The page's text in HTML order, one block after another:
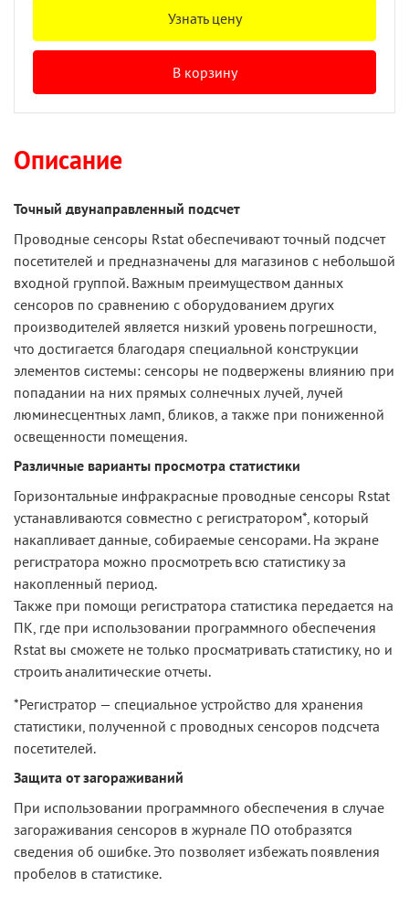
Узнать цену
В корзину
Описание
Точный двунаправленный подсчет
Проводные сенсоры Rstat обеспечивают точный подсчет
посетителей и предназначены для магазинов с небольшой
входной группой. Важным преимуществом данных
сенсоров по сравнению с оборудованием других
производителей является низкий уровень погрешности,
что достигается благодаря специальной конструкции
элементов системы: сенсоры не подвержены влиянию при
попадании на них прямых солнечных лучей, лучей
люминесцентных ламп, бликов, а также при пониженной
освещенности помещения.
Различные варианты просмотра статистики
Горизонтальные инфракрасные проводные сенсоры Rstat
устанавливаются совместно с регистратором*, который
накапливает данные, собираемые сенсорами. На экране
регистратора можно просмотреть всю статистику за
накопленный период.
Также при помощи регистратора статистика передается на
ПК, где при использовании программного обеспечения
Rstat вы сможете не только просматривать статистику, но и
строить аналитические отчеты.
*Регистратор — специальное устройство для хранения
статистики, полученной с проводных сенсоров подсчета
посетителей.
Защита от загораживаний
При использовании программного обеспечения в случае
загораживания сенсоров в журнале ПО отобразятся
сведения об ошибке. Это позволяет избежать появления
пробелов в статистике.